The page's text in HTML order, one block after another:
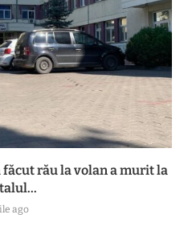
rău la volan a murit la
ago